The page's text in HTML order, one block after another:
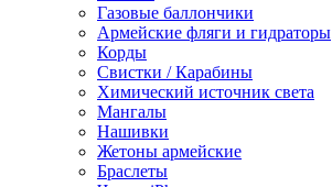
Газовые баллончики
Армейские фляги и гидраторы
Корды
Свистки / Карабины
Химический источник света
Мангалы
Нашивки
Жетоны армейские
Браслеты